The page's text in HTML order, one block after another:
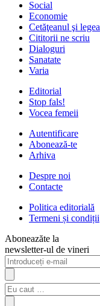
Social
Economie
Cetăţeanul şi legea
Cititorii ne scriu
Dialoguri
Sanatate
Varia
Editorial
Stop fals!
Vocea femeii
Autentificare
Abonează-te
Arhiva
Despre noi
Contacte
Politica editorială
Termeni și condiții
Aboneazăte la
newsletter-ul de vineri